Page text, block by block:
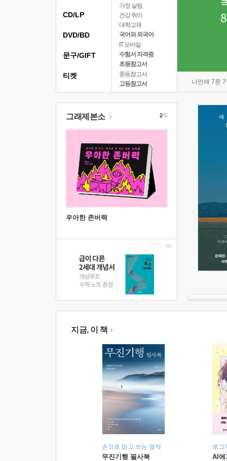
가정 살림
건강 취미
대학교재
국어와 외국어
IT 모바일
수험서 자격증
초등참고서
중등참고서
고등참고서
나민애 7문
CD/LP
DVD/BD
문구/GIFT
티켓
그래제본소
우아한 존버력
2/5
지금, 이 책
손으로 읽고 쓰는 명작
무진기행 필사북
로그
AI에